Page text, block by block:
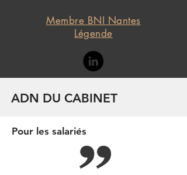
Membre BNI Nantes
Légende
ADN DU CABINET
Pour les salariés